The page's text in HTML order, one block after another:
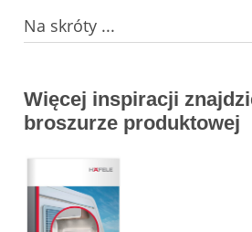
Na skróty ...
Więcej inspiracji
broszurze produktowej